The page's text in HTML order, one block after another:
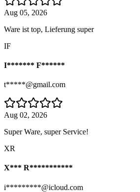
Aug 05, 2026
Ware ist top, Lieferung super
IF
I******* F******
t*****@gmail.com
Aug 02, 2026
Super Ware, super Service!
XR
X*** R***********
i*********@icloud.com